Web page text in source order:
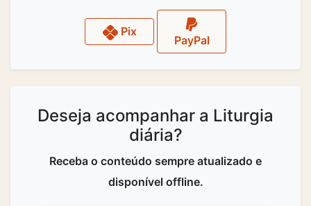
Pix
PayPal
Deseja acompanhar a Liturgia
diária?
Receba o conteúdo sempre atualizado e
disponível offline.